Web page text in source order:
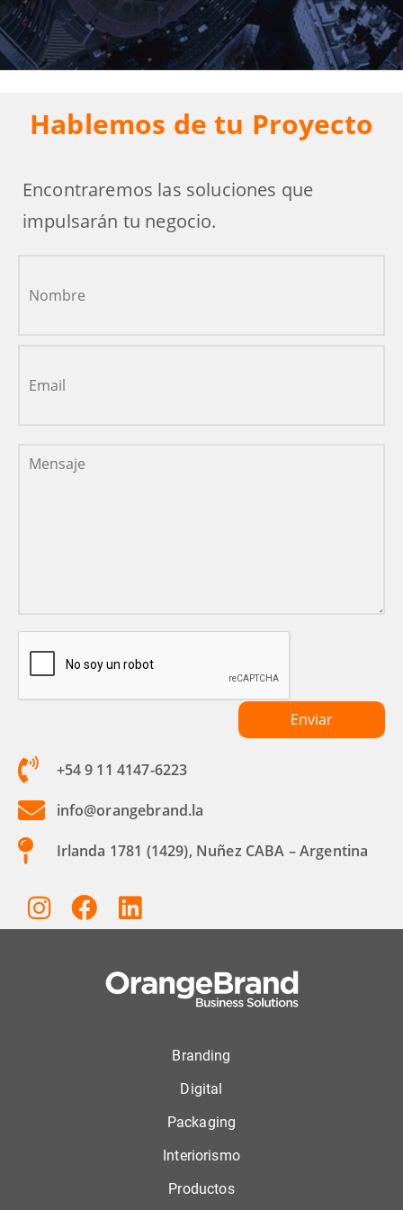
Hablemos de tu Proyecto
Encontraremos las soluciones que
impulsarán tu negocio.
+54 9 11 4147-6223
info@orangebrand.la
Irlanda 1781 (1429), Nuñez CABA – Argentina
Branding
Digital
Packaging
Interiorismo
Productos